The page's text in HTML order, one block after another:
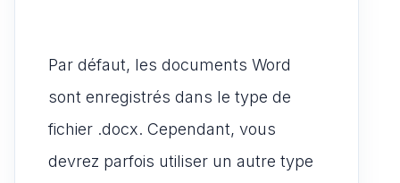
Par défaut, les documents Word
sont enregistrés dans le type de
fichier .docx. Cependant, vous
devrez parfois utiliser un autre type